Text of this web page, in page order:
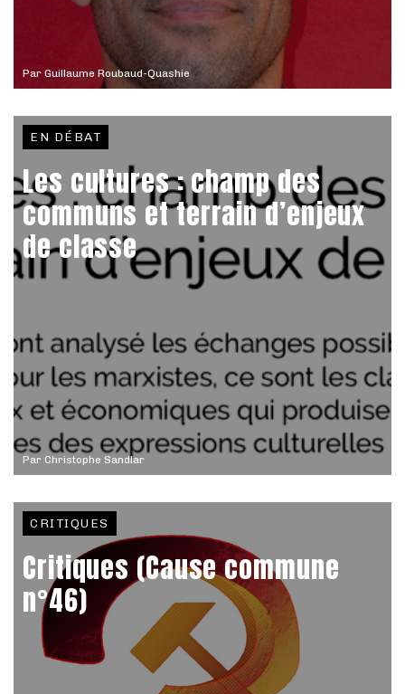
Par Guillaume Roubaud-Quashie
Par Christophe Sandlar
EN DÉBAT
Les cultures : champ des
communs et terrain d’enjeux
de classe
CRITIQUES
Critiques (Cause commune
n°46)